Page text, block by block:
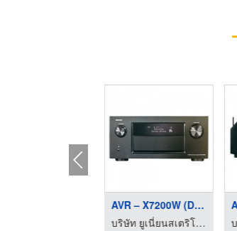
AVR – X7200W (DENON)
บริษัท ยูเนี่ยนสเตริโอ จำกัด